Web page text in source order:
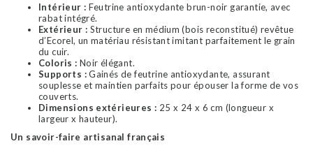
Intérieur : Feutrine antioxydante brun-noir garantie, avec
rabat intégré.
Extérieur : Structure en médium (bois reconstitué) revêtue
d’Ecorel, un matériau résistant imitant parfaitement le grain
du cuir.
Coloris : Noir élégant.
Supports :Gainés de feutrine antioxydante, assurant
souplesse et maintien parfaits pour épouser la forme de vos
couverts.
Dimensions extérieures : 25 x 24 x 6 cm (longueur x
largeur x hauteur).
Un savoir-faire artisanal français